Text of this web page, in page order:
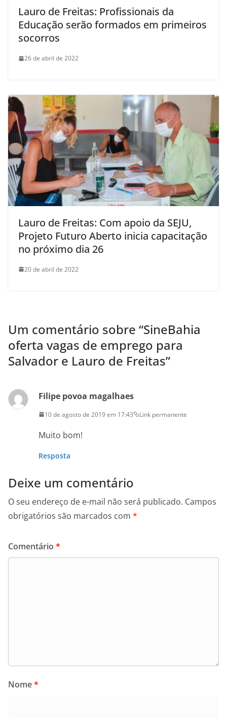
Lauro de Freitas: Profissionais da
Educação serão formados em primeiros
socorros
26 de abril de 2022
Lauro de Freitas: Com apoio da SEJU,
Projeto Futuro Aberto inicia capacitação
no próximo dia 26
20 de abril de 2022
Um comentário sobre “SineBahia
oferta vagas de emprego para
Salvador e Lauro de Freitas”
Filipe povoa magalhaes
10 de agosto de 2019 em 17:43 Link permanente
Muito bom!
Resposta
Deixe um comentário
O seu endereço de e-mail não será publicado. Campos
obrigatórios são marcados com *
Comentário *
Nome*